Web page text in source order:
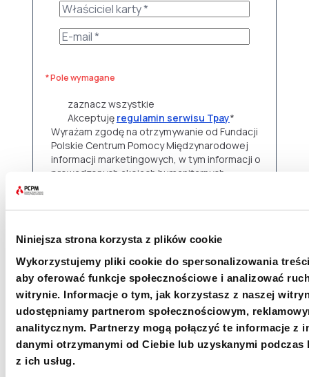
Niniejsza strona korzysta z plików cookie
Wykorzystujemy pliki cookie do spersonalizowania
aby oferować funkcje społecznościowe i analizować
witrynie. Informacje o tym, jak korzystasz z naszej
udostępniamy partnerom społecznościowym,
analitycznym. Partnerzy mogą połączyć te informacje z
danymi otrzymanymi od Ciebie lub uzyskanymi podczas
z ich usług.
* Pole wymagane
zaznacz wszystkie
Akceptuję regulamin serwisu Tpay*
Wyrażam zgodę na otrzymywanie od Fundacji
Polskie Centrum Pomocy Międzynarodowej
informacji marketingowych, w tym informacji o
prowadzonych akcjach humanitarnych,
pośrednictwem:
telefonu
Administratorem danych osobowych jest Fundacja
Polskie Centrum Pomocy Międzynarodowej z siedzibą w
Warszawie. Dane osobowe są przetwarzane w celu
zawarcia i realizacji umowy darowizny, a w przypadku
wyrażenia zgód - w celach marketingowych. Masz prawo
do: uzyskania dostępu do danych osobowych, ich
sprostowania, usunięcia, wniesienia sprzeciwu wobec
przetwarzania, ograniczenia przetwarzania,
przeniesienia danych oraz wycofania zgody (co nie
wpływa na legalność przetwarzania dokonanego przed